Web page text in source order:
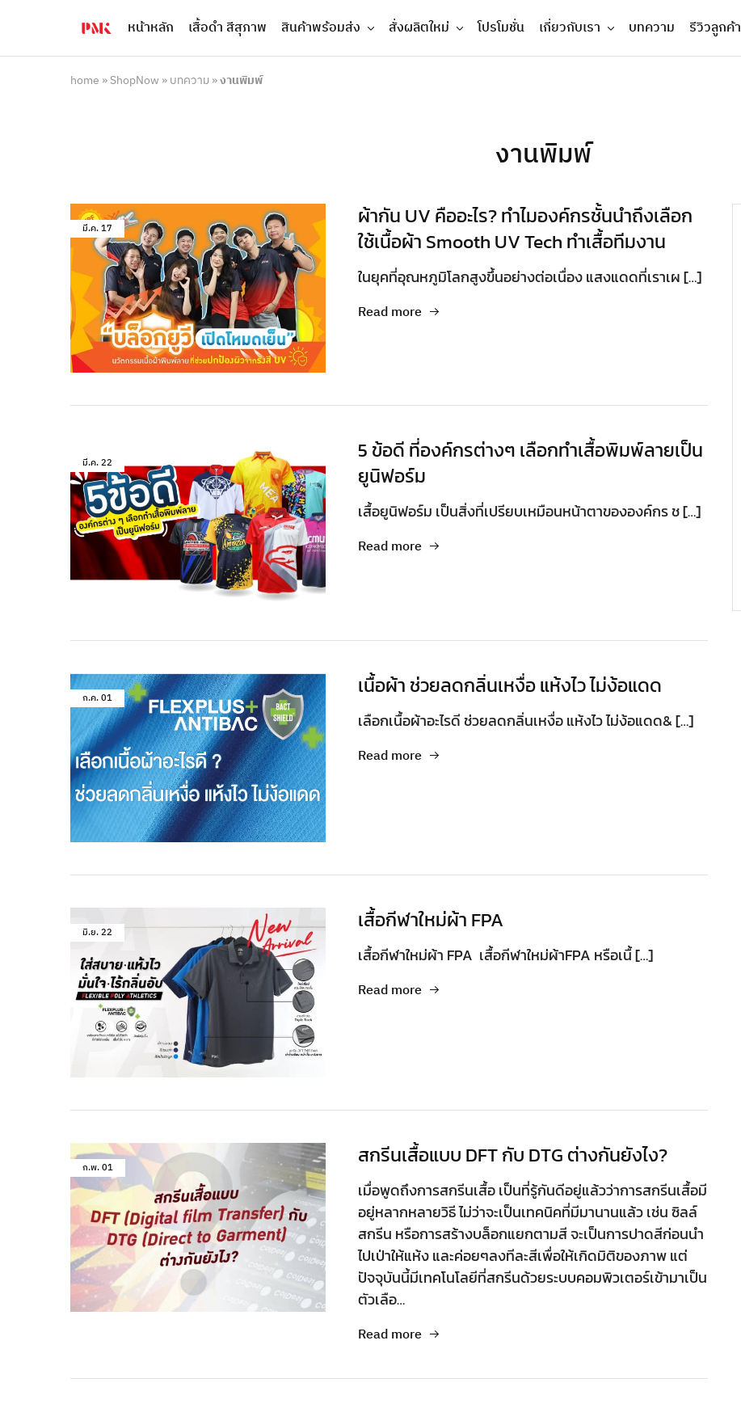
PMK
ผู้
ผลิต
สินค้า
ผู้
เสื้อ
โปโล
ยูนิฟอร์ม
ระดับ
ที่2
หน้าหลัก เสื้อดำ สีสุภาพ สินค้าพร้อมส่ง สั่งผลิตใหม่ โปรโมชั่น เกี่ยวกับเรา บทความ รีวิวลูกค้า
home »ShopNow »บทความ»งานพิมพ์
งานพิมพ์
มี.ค.17
ผ้ากัน UV คืออะไร? ทำไมองค์กรชั้นนำถึงเลือก
ใช้เนื้อผ้า Smooth UV Tech ทำเสื้อทีมงาน
ในยุคที่อุณหภูมิโลกสูงขึ้นอย่างต่อเนื่อง แสงแดดที่เราเผ […]
Read more
มี.ค.22
5 ข้อดี ที่องค์กรต่างๆ เลือกทำเสื้อพิมพ์ลายเป็น
ยูนิฟอร์ม
เสื้อยูนิฟอร์ม เป็นสิ่งที่เปรียบเหมือนหน้าตาขององค์กร ช […]
Read more
ก.ค.01 เนื้อผ้า ช่วยลดกลิ่นเหงื่อ แห้งไว ไม่ง้อแดด
เลือกเนื้อผ้าอะไรดี ช่วยลดกลิ่นเหงื่อ แห้งไว ไม่ง้อแดด& […]
Read more
มิ.ย.22 เสื้อกีฬาใหม่ผ้า FPA
เสื้อกีฬาใหม่ผ้า FPA เสื้อกีฬาใหม่ผ้าFPA หรือเนื้ […]
Read more
ก.พ.01 สกรีนเสื้อแบบ DFT กับ DTG ต่างกันยังไง?
เมื่อพูดถึงการสกรีนเสื้อ เป็นที่รู้กันดีอยู่แล้วว่าการสกรีนเสื้อมี
อยู่หลากหลายวิธี ไม่ว่าจะเป็นเทคนิคที่มีมานานแล้ว เช่น ซิลล์
สกรีน หรือการสร้างบล็อกแยกตามสี จะเป็นการปาดสีก่อนนำ
ไปเป่าให้แห้ง และค่อยๆลงทีละสีเพื่อให้เกิดมิติของภาพ แต่
ปัจจุบันนี้มีเทคโนโลยีที่สกรีนด้วยระบบคอมพิวเตอร์เข้ามาเป็น
ตัวเลือ…
Read more